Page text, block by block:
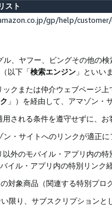
スト
gp/help/
ル、ヤフー、ビングその他の
以下「検索エンジン 」といい
ックまたは仲介ウェブページ
」）を経由して、アマゾン・
される条件を遵守せずに、お
・サイトへのリンクが適正
外のモバイル・アプリ内の
イル・アプリ内の特別リンク
対象商品（関連する特別プロ
限り、サブスクリプションと